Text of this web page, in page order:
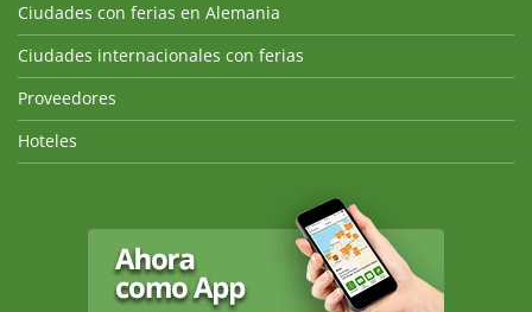
Ciudades con ferias en Alemania
Ciudades internacionales con ferias
Proveedores
Hoteles